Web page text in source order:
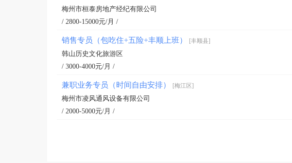
梅州市桓泰房地产经纪有限公司
/ 2800-15000元/月 /
销售专员（包吃住+五险+丰顺上班） [丰顺县]
韩山历史文化旅游区
/ 3000-4000元/月 /
兼职业务专员（时间自由安排） [梅江区]
梅州市凌风通风设备有限公司
/ 2000-5000元/月 /